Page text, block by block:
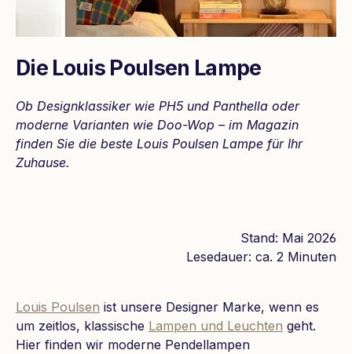
Die Louis Poulsen Lampe
Ob Designklassiker wie PH5 und Panthella oder
moderne Varianten wie Doo-Wop – im Magazin
finden Sie die beste Louis Poulsen Lampe für Ihr
Zuhause.
Stand: Mai 2026
Lesedauer: ca. 2 Minuten
Louis Poulsen ist unsere Designer Marke, wenn es
um zeitlos, klassische Lampen und Leuchten geht.
Hier finden wir moderne Pendellampen